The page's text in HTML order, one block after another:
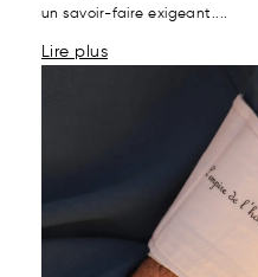
un savoir-faire exigeant....
Lire plus